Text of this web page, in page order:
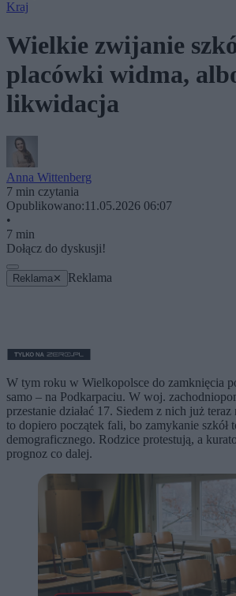
Kraj
Wielkie zwijanie
placówki widma,
likwidacja
Anna Wittenberg
7 min czytania
Opublikowano:11.05.2026 06:07
•
7 min
Dołącz do dyskusji!
Reklama ✕ Reklama
W tym roku w Wielkopolsce do zamknięcia
samo – na Podkarpaciu. W woj.
przestanie działać 17. Siedem z nich już
to dopiero początek fali, bo zamykanie szkół
demograficznego. Rodzice protestują, a
prognoz co dalej.